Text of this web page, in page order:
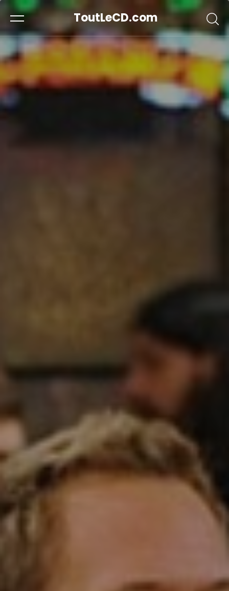
ToutLeCD.com